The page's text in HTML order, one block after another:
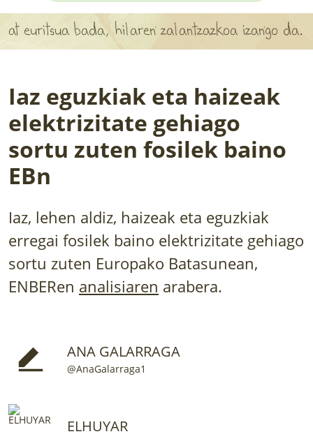
APARTEN MAPA
LURRERAKO BIDE LAGUN
HASI NAHI AL DUZU? 8 URRATS
BIZI BARATZEA LIBURUA
SENDABELARRAK
ETXEKO LANDAREAK
LANDAREPEDIA
ALBISTEAK
AZOKA
bada, hilaren zalantzazkoa izango da.
Iaz eguzkiak eta haizeak
elektrizitate gehiago
sortu zuten fosilek baino
EBn
Iaz, lehen aldiz, haizeak eta eguzkiak
erregai fosilek baino elektrizitate gehiago
sortu zuten Europako Batasunean,
ENBERen analisiaren arabera.
ANA GALARRAGA
@AnaGalarraga1
ELHUYAR